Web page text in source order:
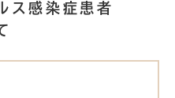
ス感染症患者